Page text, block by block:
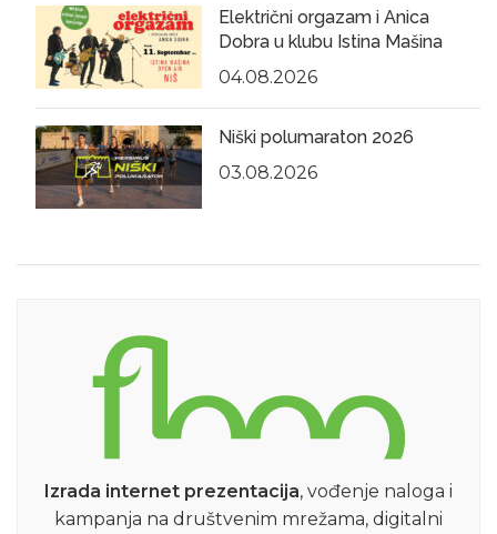
Električni orgazam i Anica
Dobra u klubu Istina Mašina
04.08.2026
Niški polumaraton 2026
03.08.2026
Izrada internet prezentacija, vođenje naloga i
kampanja na društvenim mrežama, digitalni